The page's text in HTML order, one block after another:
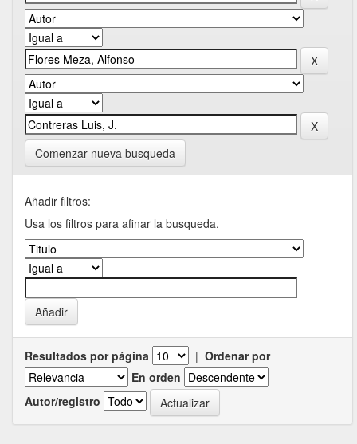
Comenzar nueva busqueda
Añadir filtros:
Usa los filtros para afinar la busqueda.
Resultados por página | Ordenar por
En orden
Autor/registro